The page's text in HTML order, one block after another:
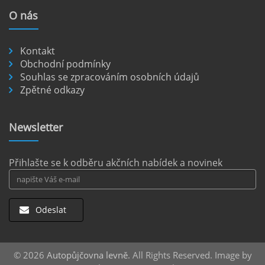
Pronájem auta na letišti Berlín.
Letiště Berlín Brandenburg (BER) je hlavním
dopravním uzlem pro cestovatele mířící do
okolních regionech bez omezení, pronájem
číst :celý článek
O nás
Kontakt
Obchodní podmínky
Souhlas se zpracováním osobních údajů
Zpětné odkazy
Newsletter
Přihlašte se k odběru akčních nabídek a novinek
Odeslat
© 2026 Autopůjčovna levně. All Rights Reserved. Image by